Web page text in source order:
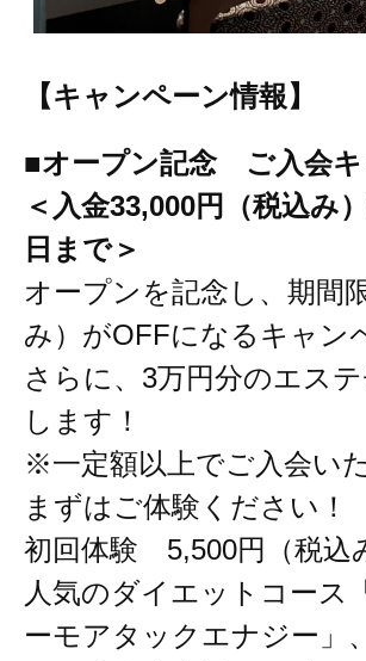
【キャンペーン情報】
■オープン記念 ご入会キ
＜入金33,000円（税込み
日まで＞
オープンを記念し、期間
み）がOFFになるキャン
さらに、3万円分のエス
します！
※一定額以上でご入会い
まずはご体験ください！
初回体験 5,500円（税込
人気のダイエットコース
ーモアタックエナジー」